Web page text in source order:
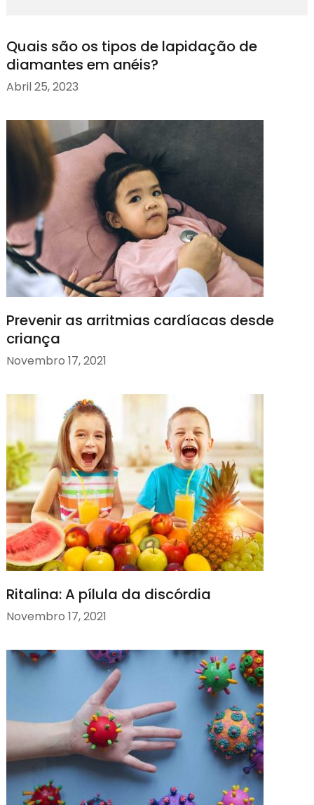
Quais são os tipos de lapidação de
diamantes em anéis?
Abril 25, 2023
Prevenir as arritmias cardíacas desde
criança
Novembro 17, 2021
Ritalina: A pílula da discórdia
Novembro 17, 2021